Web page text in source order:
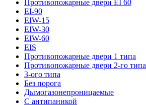
Противопожарные двери EI 60
EI-90
EIW-15
EIW-30
EIW-60
EIS
Противопожарные двери 1 типа
Противопожарные двери 2-го типа
3-ого типа
Без порога
Дымогазонепроницаемые
С антипаникой